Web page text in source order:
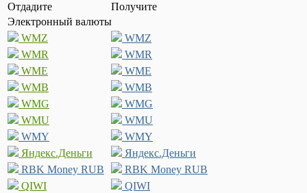
Отдадите
Получите
Электронный валюты
WMZ
WMZ
WMR
WMR
WME
WME
WMB
WMB
WMG
WMG
WMU
WMU
WMY
WMY
Яндекс.Деньги
Яндекс.Деньги
RBK Money RUB
RBK Money RUB
QIWI
QIWI